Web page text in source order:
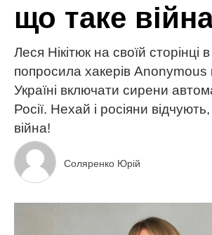
що таке
Леся Нікітюк на своїй сторінці
попросила хакерів Anonymous
Україні включати сирени
Росії. Нехай і росіяни
війна!
Соляренко Юрій